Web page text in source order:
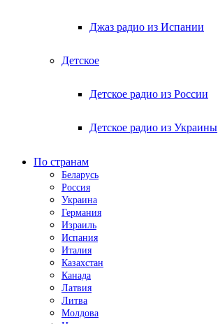
Джаз радио из Испании
Детское
Детское радио из России
Детское радио из Украины
По странам
Беларусь
Россия
Украина
Германия
Израиль
Испания
Италия
Казахстан
Канада
Латвия
Литва
Молдова